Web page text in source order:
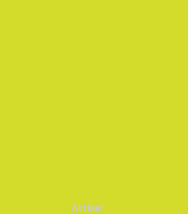
Artikel